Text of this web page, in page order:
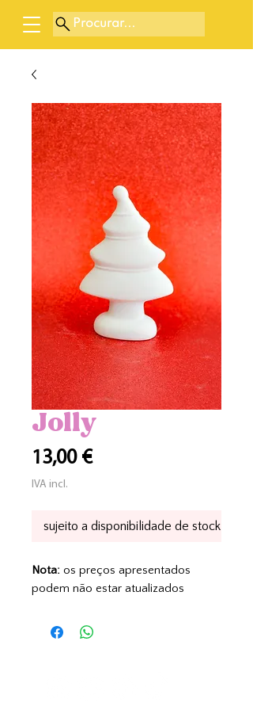
Procurar...
Jolly
13,00 €Preço
IVA incl.
sujeito a disponibilidade de stock
Nota: os preços apresentados
podem não estar atualizados